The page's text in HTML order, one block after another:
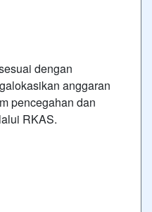
dengan
anggaran
pencegahan dan
RKAS.